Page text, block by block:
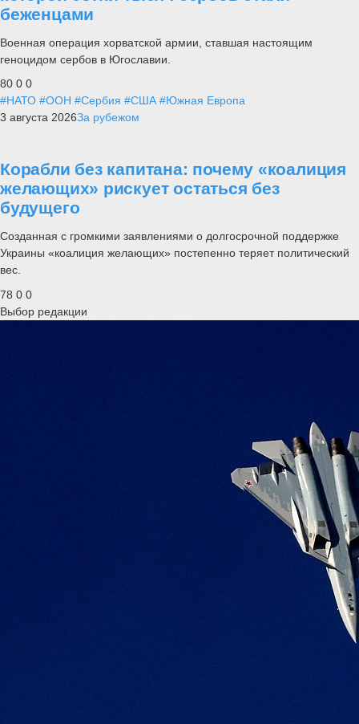
беженцами
Военная операция хорватской армии, ставшая настоящим
геноцидом сербов в Югославии.
80 0 0
#НАТО #ООН #Сербия #США #Южная Европа
3 августа 2026За рубежом
Корабли без капитана: почему «коалиция
желающих» рискует остаться без
будущего
Созданная с громкими заявлениями о долгосрочной поддержке
Украины «коалиция желающих» постепенно теряет политический
вес.
78 0 0
Выбор редакции